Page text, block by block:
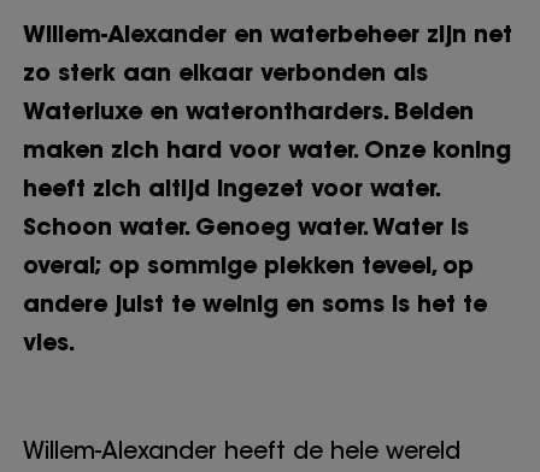
Willem-Alexander en waterbeheer zijn net
zo sterk aan elkaar verbonden als
Waterluxe en waterontharders. Beiden
maken zich hard voor water. Onze koning
heeft zich altijd ingezet voor water.
Schoon water. Genoeg water. Water is
overal; op sommige plekken teveel, op
andere juist te weinig en soms is het te
vies.
Willem-Alexander heeft de hele wereld